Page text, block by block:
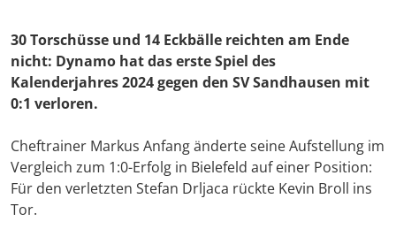
30 Torschüsse und 14 Eckbälle reichten am Ende
nicht: Dynamo hat das erste Spiel des
Kalenderjahres 2024 gegen den SV Sandhausen mit
0:1 verloren.
Cheftrainer Markus Anfang änderte seine Aufstellung im
Vergleich zum 1:0-Erfolg in Bielefeld auf einer Position:
Für den verletzten Stefan Drljaca rückte Kevin Broll ins
Tor.